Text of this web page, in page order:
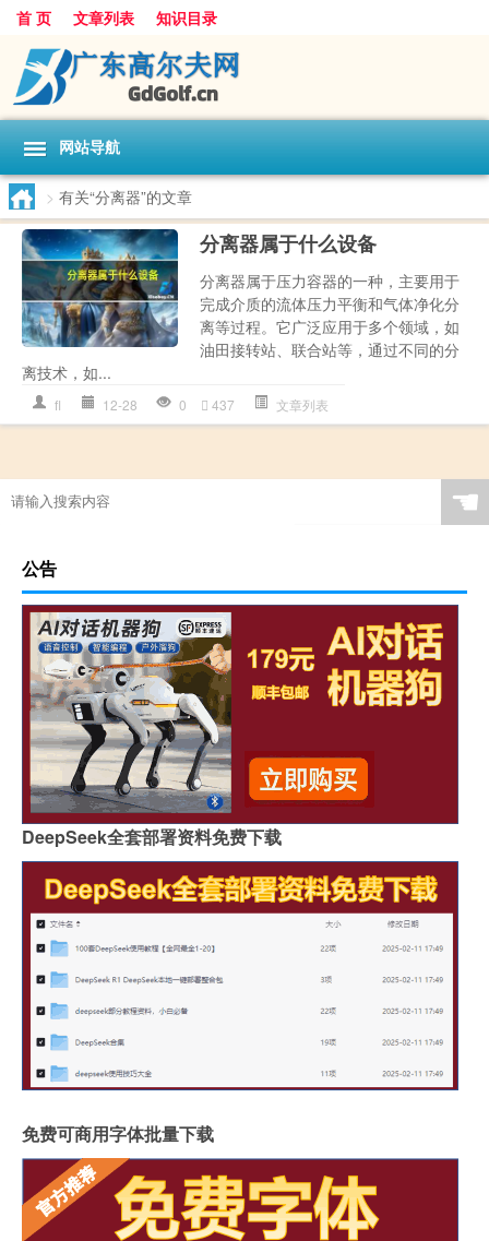
首 页 文章列表 知识目录
网站导航
> 有关“分离器”的文章
分离器属于什么设备
分离器属于压力容器的一种，主要用于
完成介质的流体压力平衡和气体净化分
离等过程。它广泛应用于多个领域，如
油田接转站、联合站等，通过不同的分
离技术，如...
fl 12-28 0 437 文章列表
☚
公告
DeepSeek全套部署资料免费下载
免费可商用字体批量下载